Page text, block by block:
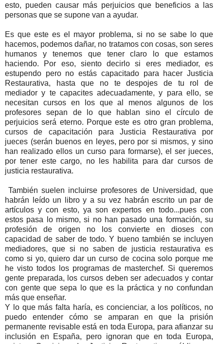
esto, pueden causar más perjuicios que beneficios a las
personas que se supone van a ayudar.
Es que este es el mayor problema, si no se sabe lo que
hacemos, podemos dañar, no tratamos con cosas, son seres
humanos y tenemos que tener claro lo que estamos
haciendo. Por eso, siento decirlo si eres mediador, es
estupendo pero no estás capacitado para hacer Justicia
Restaurativa, hasta que no te despojes de tu rol de
mediador y te capacites adecuadamente, y para ello, se
necesitan cursos en los que al menos algunos de los
profesores sepan de lo que hablan sino el círculo de
perjuicios será eterno. Porque este es otro gran problema,
cursos de capacitación para Justicia Restaurativa por
jueces (serán buenos en leyes, pero por si mismos, y sino
han realizado ellos un curso para formarse), el ser jueces,
por tener este cargo, no les habilita para dar cursos de
justicia restaurativa.
También suelen incluirse profesores de Universidad, que
habrán leído un libro y a su vez habrán escrito un par de
artículos y con esto, ya son expertos en todo...pues con
estos pasa lo mismo, si no han pasado una formación, su
profesión de origen no los convierte en dioses con
capacidad de saber de todo. Y bueno también se incluyen
mediadores, que si no saben de justicia restaurativa es
como si yo, quiero dar un curso de cocina solo porque me
he visto todos los programas de masterchef. Si queremos
gente preparada, los cursos deben ser adecuados y contar
con gente que sepa lo que es la práctica y no confundan
más que enseñar.
Y lo que más falta haría, es concienciar, a los políticos, no
puedo entender cómo se amparan en que la prisión
permanente revisable está en toda Europa, para afianzar su
inclusión en España, pero ignoran que en toda Europa,